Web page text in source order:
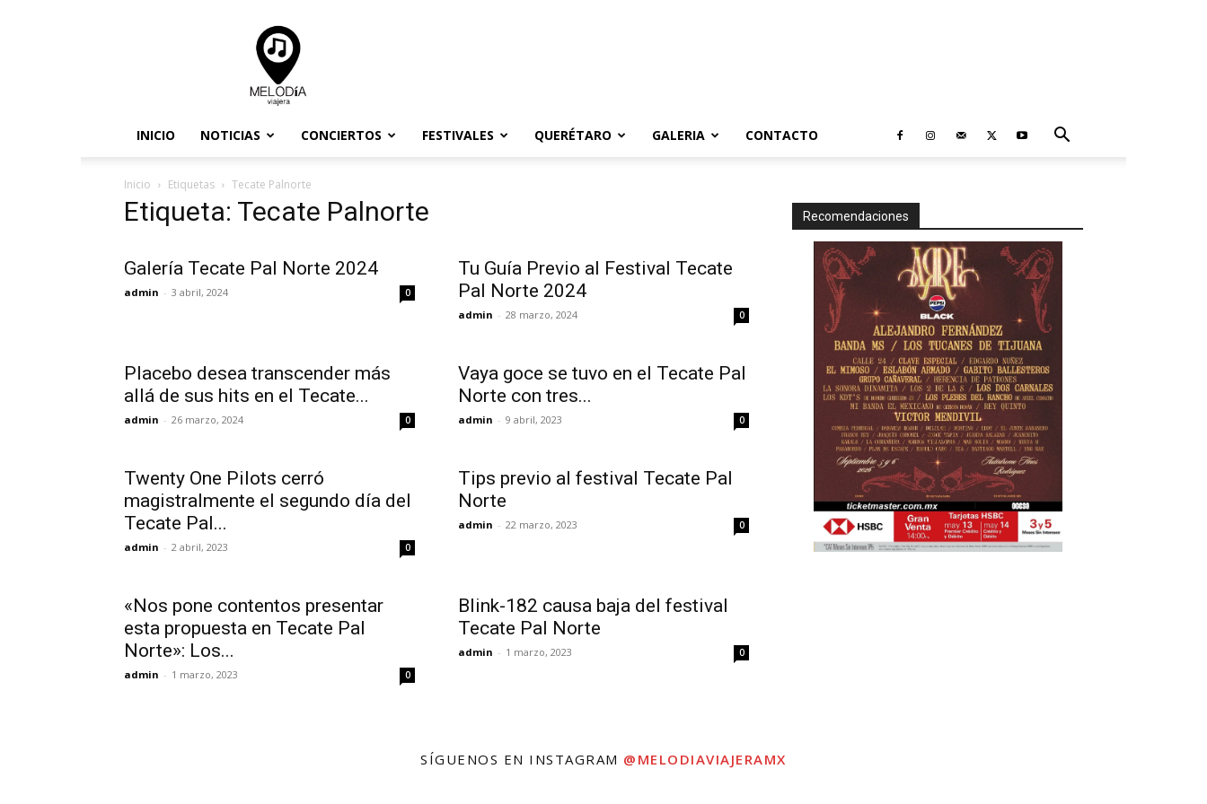
Melodia
Viajera
INICIO NOTICIAS CONCIERTOS FESTIVALES QUERÉTARO GALERIA CONTACTO
Inicio Etiquetas Tecate Palnorte
Etiqueta: Tecate Palnorte
Galería Tecate Pal Norte 2024
admin - 3 abril, 2024 0
Tu Guía Previo al Festival Tecate
Pal Norte 2024
admin - 28 marzo, 2024 0
Placebo desea transcender más
allá de sus hits en el Tecate...
admin - 26 marzo, 2024 0
Vaya goce se tuvo en el Tecate Pal
Norte con tres...
admin - 9 abril, 2023 0
Twenty One Pilots cerró
magistralmente el segundo día del
Tecate Pal...
admin - 2 abril, 2023 0
Tips previo al festival Tecate Pal
Norte
admin - 22 marzo, 2023 0
«Nos pone contentos presentar
esta propuesta en Tecate Pal
Norte»: Los...
admin - 1 marzo, 2023 0
Blink-182 causa baja del festival
Tecate Pal Norte
admin - 1 marzo, 2023 0
Recomendaciones
SÍGUENOS EN INSTAGRAM @MELODIAVIAJERAMX